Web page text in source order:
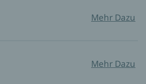
Mehr Dazu
Mehr Dazu